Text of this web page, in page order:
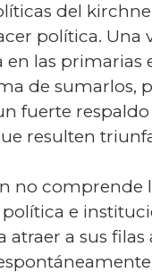
del
política. Una
las primarias
de sumarlos,
fuerte respaldo
resulten
no comprende
e
atraer a sus filas